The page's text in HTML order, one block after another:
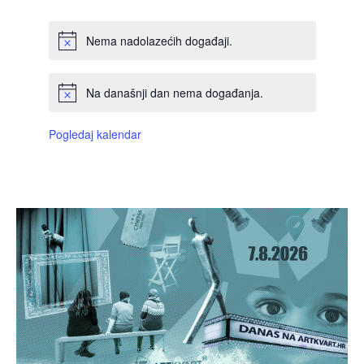
Nema nadolazećih događaji.
Na današnji dan nema događanja.
Pogledaj kalendar